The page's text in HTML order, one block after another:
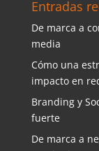
Entradas
De marca a
media
Cómo una
impacto en
Branding y
fuerte
De marca a